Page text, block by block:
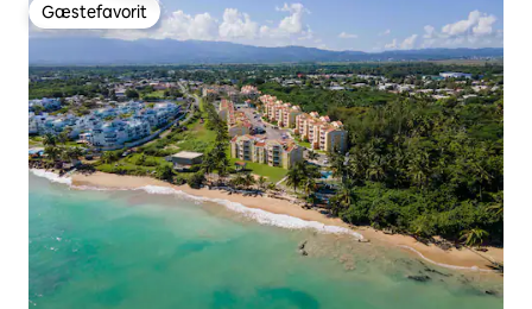
Gæstefavorit
Gæstefavorit